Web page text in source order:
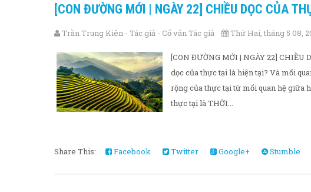
[CON ĐƯỜNG MỚI | NGÀY 22] CHIỀU DỌC CỦA
Trần Trung Kiên - Tác giả - Cố vấn Tác giả Thứ Hai, tháng 5 08,
[CON ĐƯỜNG MỚI | NGÀY 22]
dọc của thực tại là hiện tại? Và mối
rộng của thực tại từ mối quan hệ giữa
thực tại là THỜI...
Share This: Facebook Twitter Google+ Stumble